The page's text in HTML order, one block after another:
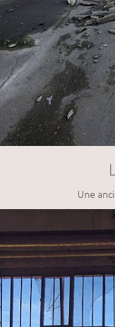
Une